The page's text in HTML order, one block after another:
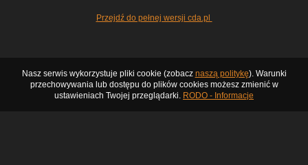
Przejdź do pełnej wersji cda.pl
Nasz serwis wykorzystuje pliki cookie (zobacz naszą politykę). Warunki
przechowywania lub dostępu do plików cookies możesz zmienić w
ustawieniach Twojej przeglądarki. RODO - Informacje